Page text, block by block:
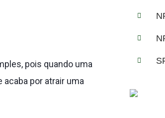
pois quando uma
acaba por atrair uma